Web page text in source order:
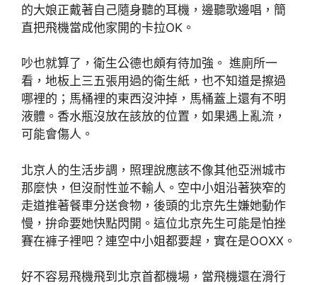
的大娘正戴著自己隨身聽的耳機，邊聽歌邊唱，簡
直把飛機當成他家開的卡拉OK。
吵也就算了，衛生公德也頗有待加強。 進廁所一
看，地板上三五張用過的衛生紙，也不知道是擦過
哪裡的；馬桶裡的東西沒沖掉，馬桶蓋上還有不明
液體。香水瓶沒放在該放的位置，如果遇上亂流，
可能會傷人。
北京人的生活步調，照理說應該不像其他亞洲城市
那麼快，但沒耐性並不輸人。空中小姐沿著狹窄的
走道推著餐車分送食物，後頭的北京先生嫌她動作
慢，拚命要她快點閃開。這位北京先生可能是怕挫
賽在褲子裡吧？連空中小姐都要趕，實在是OOXX。
好不容易飛機飛到北京首都機場，當飛機還在滑行